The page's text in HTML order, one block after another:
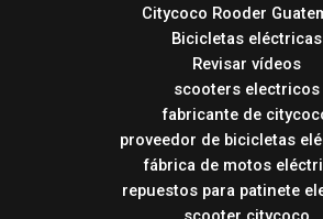
Citycoco Rooder
Bicicletas eléctricas
Revisar vídeos
scooters electricos
fabricante de
proveedor de bicicletas
fábrica de motos
repuestos para patinete